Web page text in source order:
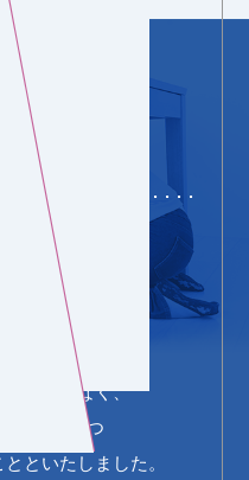
大について
ログラムでは、
における
対応し、
化だけでなく、
意味を持つ
といたしました。